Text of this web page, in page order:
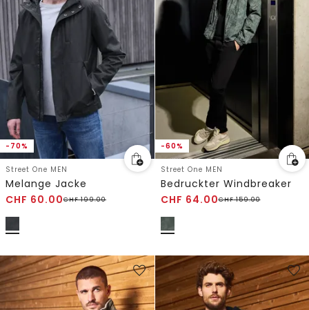
-70%
Street One MEN
Melange Jacke
CHF 60.00CHF199.00
-60%
Street One MEN
Bedruckter Windbreaker
CHF 64.00CHF159.00